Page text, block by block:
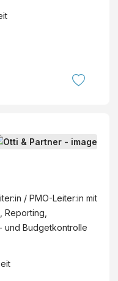
/ PMO-Leiter:in mit
Reporting,
und Budgetkontrolle